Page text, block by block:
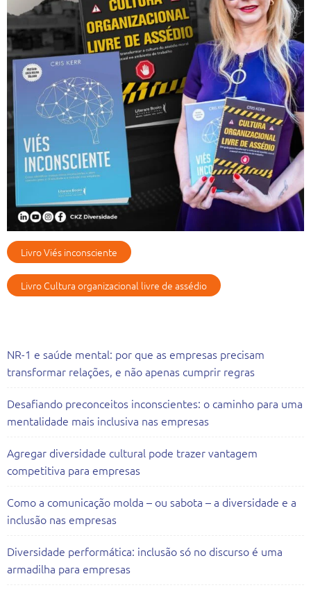
Livro Viés inconsciente
Livro Cultura organizacional livre de assédio
NR-1 e saúde mental: por que as empresas precisam
transformar relações, e não apenas cumprir regras
Desafiando preconceitos inconscientes: o caminho para uma
mentalidade mais inclusiva nas empresas
Agregar diversidade cultural pode trazer vantagem
competitiva para empresas
Como a comunicação molda – ou sabota – a diversidade e a
inclusão nas empresas
Diversidade performática: inclusão só no discurso é uma
armadilha para empresas